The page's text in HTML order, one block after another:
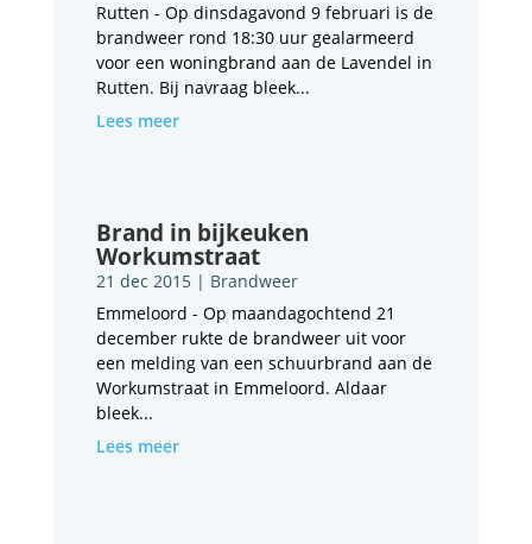
Rutten - Op dinsdagavond 9 februari is de
brandweer rond 18:30 uur gealarmeerd
voor een woningbrand aan de Lavendel in
Rutten. Bij navraag bleek...
Lees meer
Brand in bijkeuken
Workumstraat
21 dec 2015| Brandweer
Emmeloord - Op maandagochtend 21
december rukte de brandweer uit voor
een melding van een schuurbrand aan de
Workumstraat in Emmeloord. Aldaar
bleek...
Lees meer